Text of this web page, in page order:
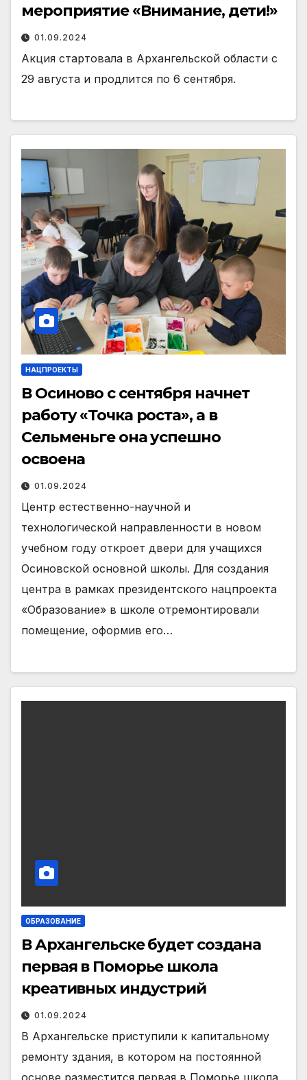
мероприятие «Внимание, дети!»
01.09.2024
Акция стартовала в Архангельской области с
29 августа и продлится по 6 сентября.
НАЦПРОЕКТЫ
В Осиново с сентября начнет
работу «Точка роста», а в
Сельменьге она успешно
освоена
01.09.2024
Центр естественно-научной и
технологической направленности в новом
учебном году откроет двери для учащихся
Осиновской основной школы. Для создания
центра в рамках президентского нацпроекта
«Образование» в школе отремонтировали
помещение, оформив его…
ОБРАЗОВАНИЕ
В Архангельске будет создана
первая в Поморье школа
креативных индустрий
01.09.2024
В Архангельске приступили к капитальному
ремонту здания, в котором на постоянной